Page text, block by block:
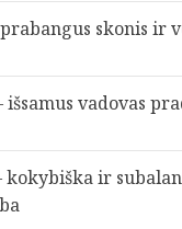
skonis ir
išsamus vadovas
kokybiška ir